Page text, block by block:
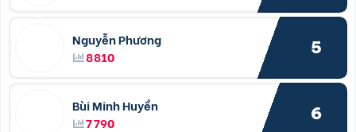
Nguyễn Phương
8810
5
Bùi Minh Huyền
7790
6